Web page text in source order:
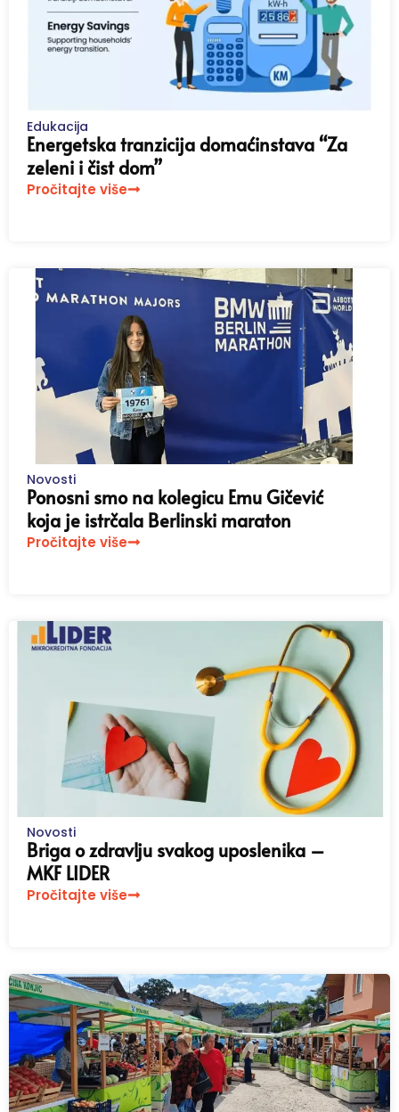
Edukacija
Energetska tranzicija domaćinstava “Za
zeleni i čist dom”
Pročitajte više
Novosti
Ponosni smo na kolegicu Emu Gičević
koja je istrčala Berlinski maraton
Pročitajte više
Novosti
Briga o zdravlju svakog uposlenika –
MKF LIDER
Pročitajte više